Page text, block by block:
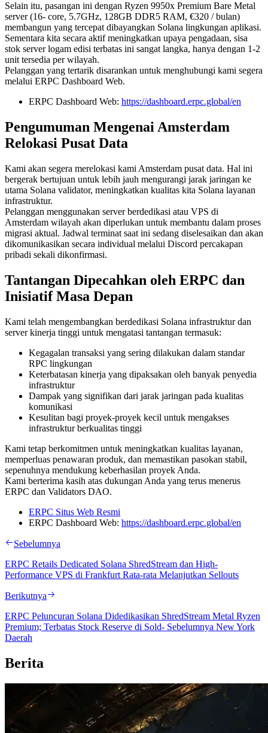
Selain itu, pasangan ini dengan Ryzen 9950x Premium Bare Metal
server (16- core, 5.7GHz, 128GB DDR5 RAM, €320 / bulan)
membangun yang tercepat dibayangkan Solana lingkungan aplikasi.
Sementara kita secara aktif meningkatkan upaya pengadaan, sisa
stok server logam edisi terbatas ini sangat langka, hanya dengan 1-2
unit tersedia per wilayah.
Pelanggan yang tertarik disarankan untuk menghubungi kami segera
melalui ERPC Dashboard Web.
ERPC Dashboard Web: https://dashboard.erpc.global/en
Pengumuman Mengenai Amsterdam
Relokasi Pusat Data
Kami akan segera merelokasi kami Amsterdam pusat data. Hal ini
bergerak bertujuan untuk lebih jauh mengurangi jarak jaringan ke
utama Solana validator, meningkatkan kualitas kita Solana layanan
infrastruktur.
Pelanggan menggunakan server berdedikasi atau VPS di
Amsterdam wilayah akan diperlukan untuk membantu dalam proses
migrasi aktual. Jadwal terminat saat ini sedang diselesaikan dan akan
dikomunikasikan secara individual melalui Discord percakapan
pribadi sekali dikonfirmasi.
Tantangan Dipecahkan oleh ERPC dan
Inisiatif Masa Depan
Kami telah mengembangkan berdedikasi Solana infrastruktur dan
server kinerja tinggi untuk mengatasi tantangan termasuk:
Kegagalan transaksi yang sering dilakukan dalam standar
RPC lingkungan
Keterbatasan kinerja yang dipaksakan oleh banyak penyedia
infrastruktur
Dampak yang signifikan dari jarak jaringan pada kualitas
komunikasi
Kesulitan bagi proyek-proyek kecil untuk mengakses
infrastruktur berkualitas tinggi
Kami tetap berkomitmen untuk meningkatkan kualitas layanan,
memperluas penawaran produk, dan memastikan pasokan stabil,
sepenuhnya mendukung keberhasilan proyek Anda.
Kami berterima kasih atas dukungan Anda yang terus menerus
ERPC dan Validators DAO.
ERPC Situs Web Resmi
ERPC Dashboard Web: https://dashboard.erpc.global/en
Sebelumnya
ERPC Retails Dedicated Solana ShredStream dan High-
Performance VPS di Frankfurt Rata-rata Melanjutkan Sellouts
Berikutnya
ERPC Peluncuran Solana Didedikasikan ShredStream Metal Ryzen
Premium; Terbatas Stock Reserve di Sold- Sebelumnya New York
Daerah
Berita